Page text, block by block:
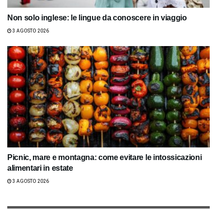
Non solo inglese: le lingue da conoscere in viaggio
3 AGOSTO 2026
Picnic, mare e montagna: come evitare le intossicazioni
alimentari in estate
3 AGOSTO 2026